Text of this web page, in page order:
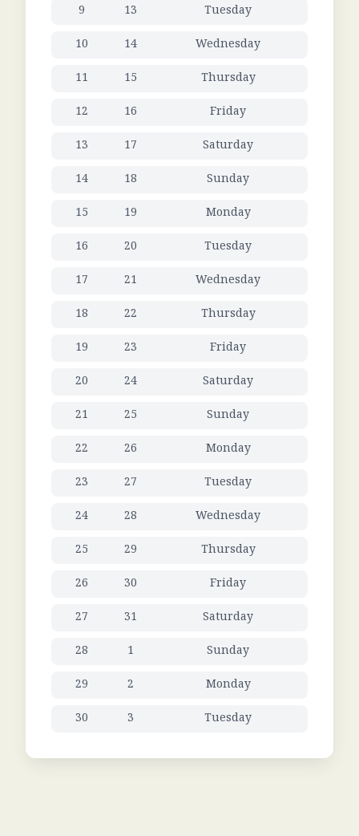
9
13
Tuesday
10
14
Wednesday
11
15
Thursday
12
16
Friday
13
17
Saturday
14
18
Sunday
15
19
Monday
16
20
Tuesday
17
21
Wednesday
18
22
Thursday
19
23
Friday
20
24
Saturday
21
25
Sunday
22
26
Monday
23
27
Tuesday
24
28
Wednesday
25
29
Thursday
26
30
Friday
27
31
Saturday
28
1
Sunday
29
2
Monday
30
3 Tuesday